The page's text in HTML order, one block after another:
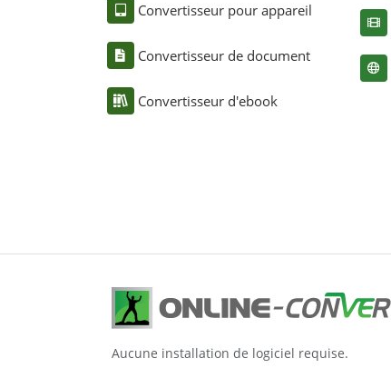
Convertisseur pour appareil
Convertisseur de document
Convertisseur d'ebook
Aucune installation de logiciel requise.